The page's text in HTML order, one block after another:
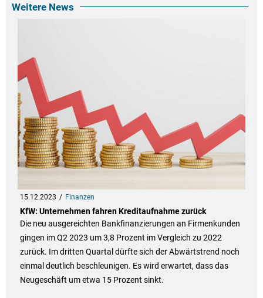
Weitere News
15.12.2023 Finanzen
KfW: Unternehmen fahren Kreditaufnahme zurück
Die neu ausgereichten Bankfinanzierungen an Firmenkunden
gingen im Q2 2023 um 3,8 Prozent im Vergleich zu 2022
zurück. Im dritten Quartal dürfte sich der Abwärtstrend noch
einmal deutlich beschleunigen. Es wird erwartet, dass das
Neugeschäft um etwa 15 Prozent sinkt.